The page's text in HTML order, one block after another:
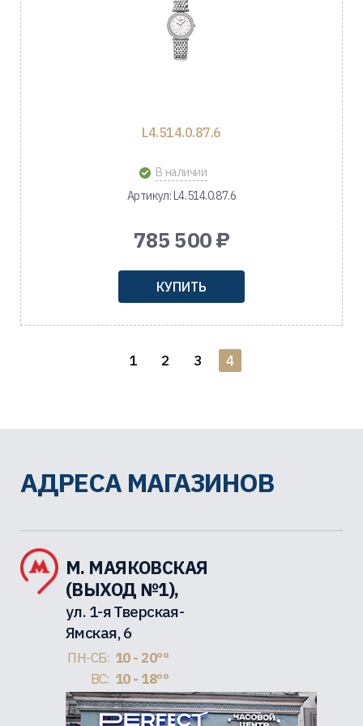
L4.514.0.87.6
В наличии
Артикул: L4.514.0.87.6
785 500 ₽
КУПИТЬ
1 2 3 4
АДРЕСА МАГАЗИНОВ
М. МАЯКОВСКАЯ
(ВЫХОД №1),
ул. 1-я Тверская-
Ямская, 6
ПН-СБ: 10 - 20ºº
ВС: 10 - 18ºº